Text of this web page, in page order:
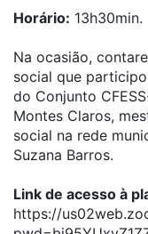
Horário: 13h30min.
Na ocasião,
social que
do Conjunto
Montes Claros,
social na rede
Suzana Barros.
Link de acesso à
https://